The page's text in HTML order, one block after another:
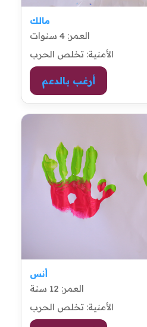
مالك
العمر: 4 سنوات
الأمنية: تخلص الحرب
أرغب بالدعم
أنس
العمر: 12 سنة
الأمنية: تخلص الحرب